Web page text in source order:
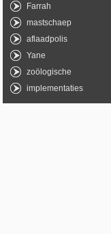
Farrah
mastschaep
aflaadpolis
Yane
zoölogische
implementaties